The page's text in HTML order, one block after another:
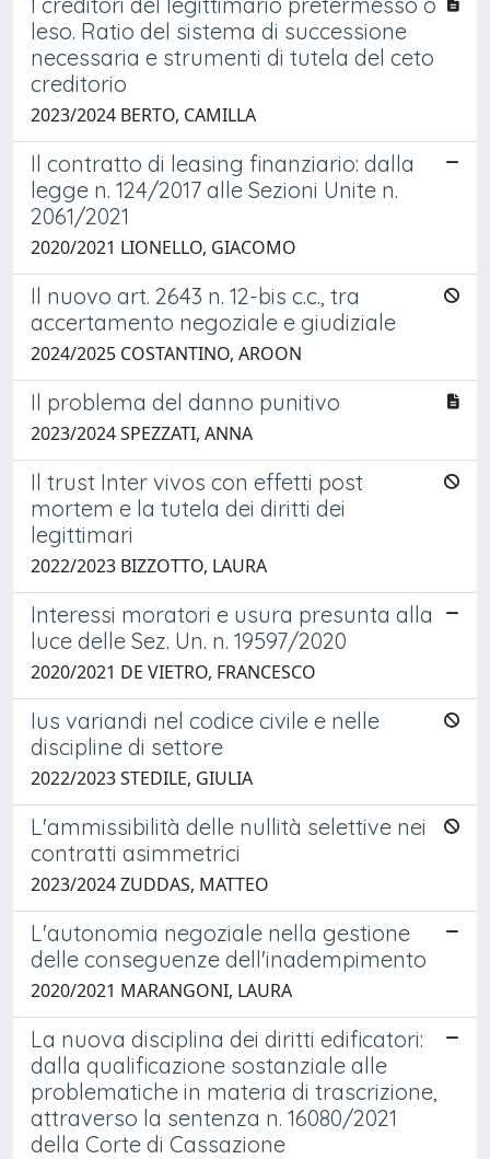
leso. Ratio del sistema di successione
necessaria e strumenti di tutela del ceto
creditorio
2023/2024 BERTO, CAMILLA
Il contratto di leasing finanziario: dalla
legge n. 124/2017 alle Sezioni Unite n.
2061/2021
2020/2021 LIONELLO, GIACOMO
Il nuovo art. 2643 n. 12-bis c.c., tra
accertamento negoziale e giudiziale
2024/2025 COSTANTINO, AROON
Il problema del danno punitivo
2023/2024 SPEZZATI, ANNA
Il trust Inter vivos con effetti post
mortem e la tutela dei diritti dei
legittimari
2022/2023 BIZZOTTO, LAURA
Interessi moratori e usura presunta alla
luce delle Sez. Un. n. 19597/2020
2020/2021 DE VIETRO, FRANCESCO
Ius variandi nel codice civile e nelle
discipline di settore
2022/2023 STEDILE, GIULIA
L'ammissibilità delle nullità selettive nei
contratti asimmetrici
2023/2024 ZUDDAS, MATTEO
L'autonomia negoziale nella gestione
delle conseguenze dell'inadempimento
2020/2021 MARANGONI, LAURA
La nuova disciplina dei diritti edificatori:
dalla qualificazione sostanziale alle
problematiche in materia di trascrizione,
attraverso la sentenza n. 16080/2021
della Corte di Cassazione